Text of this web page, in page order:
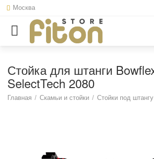
Москва
Стойка для штанги
SelectTech 2080
Главная / Скамьи и стойки / Стойки под штангу